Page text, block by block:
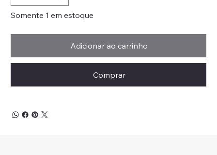
Somente 1 em estoque
Adicionar ao carrinho
Comprar